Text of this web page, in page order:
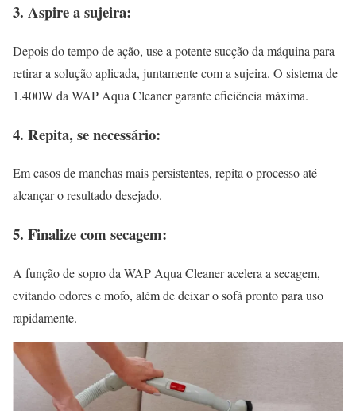
3. Aspire a sujeira:
Depois do tempo de ação, use a potente sucção da máquina para
retirar a solução aplicada, juntamente com a sujeira. O sistema de
1.400W da WAP Aqua Cleaner garante eficiência máxima.
4. Repita, se necessário:
Em casos de manchas mais persistentes, repita o processo até
alcançar o resultado desejado.
5. Finalize com secagem:
A função de sopro da WAP Aqua Cleaner acelera a secagem,
evitando odores e mofo, além de deixar o sofá pronto para uso
rapidamente.